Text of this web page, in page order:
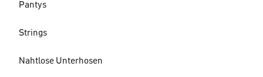
Pantys
Strings
Nahtlose Unterhosen